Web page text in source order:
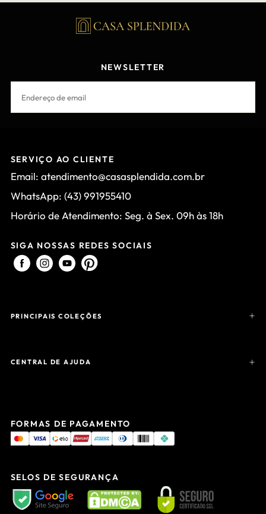
NEWSLETTER
SERVIÇO AO CLIENTE
Email: atendimento@casasplendida.com.br
WhatsApp: (43) 991955410
Horário de Atendimento: Seg. à Sex. 09h às 18h
SIGA NOSSAS REDES SOCIAIS
PRINCIPAIS COLEÇÕES
CENTRAL DE AJUDA
FORMAS DE PAGAMENTO
SELOS DE SEGURANÇA